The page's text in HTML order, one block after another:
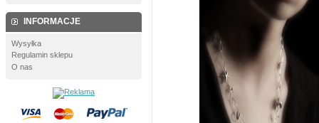
INFORMACJE
Wysyłka
Regulamin sklepu
O nas